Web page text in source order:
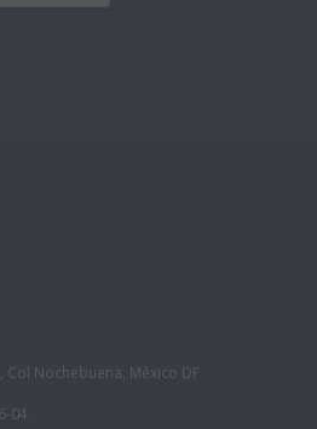
Col Nochebuena, México DF
04